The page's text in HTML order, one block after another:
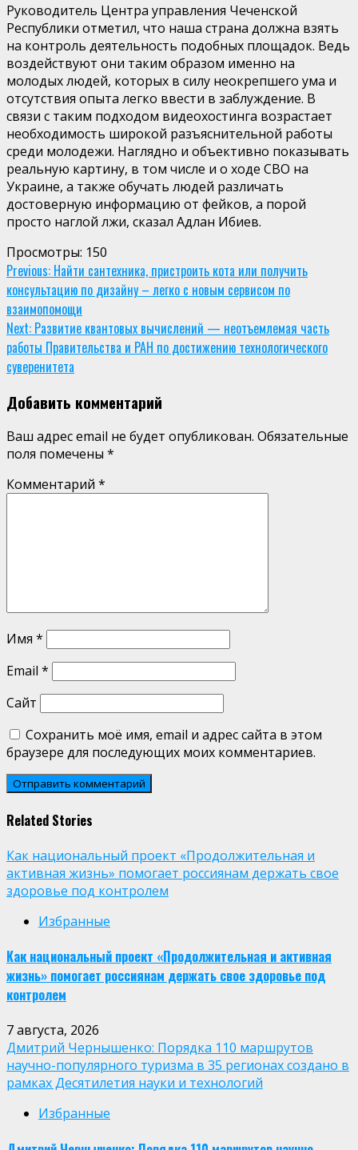
Руководитель Центра управления Чеченской
Республики отметил, что наша страна должна взять
на контроль деятельность подобных площадок. Ведь
воздействуют они таким образом именно на
молодых людей, которых в силу неокрепшего ума и
отсутствия опыта легко ввести в заблуждение. В
связи с таким подходом видеохостинга возрастает
необходимость широкой разъяснительной работы
среди молодежи. Наглядно и объективно показывать
реальную картину, в том числе и о ходе СВО на
Украине, а также обучать людей различать
достоверную информацию от фейков, а порой
просто наглой лжи, сказал Адлан Ибиев.
Просмотры: 150
Continue
Reading
Previous: Найти сантехника, пристроить кота или получить
консультацию по дизайну – легко с новым сервисом по
взаимопомощи
Next: Развитие квантовых вычислений — неотъемлемая часть
работы Правительства и РАН по достижению технологического
суверенитета
Добавить комментарий
Ваш адрес email не будет опубликован. Обязательные
поля помечены *
Комментарий *
Имя *
Email *
Сайт
Сохранить моё имя, email и адрес сайта в этом
браузере для последующих моих комментариев.
Related Stories
Как национальный проект «Продолжительная и
активная жизнь» помогает россиянам держать свое
здоровье под контролем
Избранные
Как национальный проект «Продолжительная и активная
жизнь» помогает россиянам держать свое здоровье под
контролем
7 августа, 2026
Дмитрий Чернышенко: Порядка 110 маршрутов
научно-популярного туризма в 35 регионах создано в
рамках Десятилетия науки и технологий
Избранные